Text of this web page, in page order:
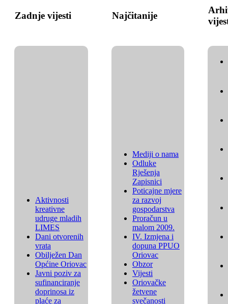
Zadnje vijesti Najčitanije
Aktivnosti
kreativne
udruge mladih
LIMES
Dani otvorenih
vrata
Obilježen Dan
Općine Oriovac
Javni poziv za
sufinanciranje
doprinosa iz
plaće za
Mediji o nama
Odluke
Rješenja
Zapisnici
Poticajne mjere
za razvoj
gospodarstva
Proračun u
malom 2009.
IV. Izmjena i
dopuna PPUO
Oriovac
Obzor
Vijesti
Oriovačke
žetvene
svečanosti